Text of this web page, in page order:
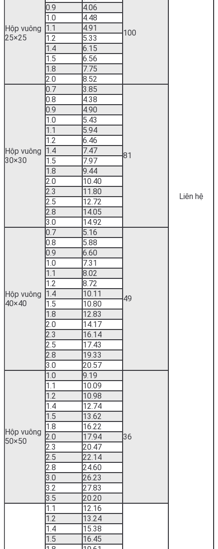
Liên hệ
Hộp vuông
25×25
100
0.9
4.06
1.0
4.48
1.1
4.91
1.2
5.33
1.4
6.15
1.5
6.56
1.8
7.75
2.0
8.52
Hộp vuông
30×30
0.7 3.85
81
0.8
4.38
0.9
4.90
1.0
5.43
1.1
5.94
1.2
6.46
1.4
7.47
1.5
7.97
1.8
9.44
2.0
10.40
2.3
11.80
2.5
12.72
2.8
14.05
3.0
14.92
Hộp vuông
40×40
0.7 5.16
49
0.8
5.88
0.9
6.60
1.0
7.31
1.1
8.02
1.2
8.72
1.4
10.11
1.5
10.80
1.8
12.83
2.0
14.17
2.3
16.14
2.5
17.43
2.8
19.33
3.0
20.57
Hộp vuông
50×50
1.0 9.19
36
1.1
10.09
1.2
10.98
1.4
12.74
1.5
13.62
1.8
16.22
2.0
17.94
2.3
20.47
2.5
22.14
2.8
24.60
3.0
26.23
3.2
27.83
3.5
20.20
1.1 12.16
1.2
13.24
1.4
15.38
1.5
16.45